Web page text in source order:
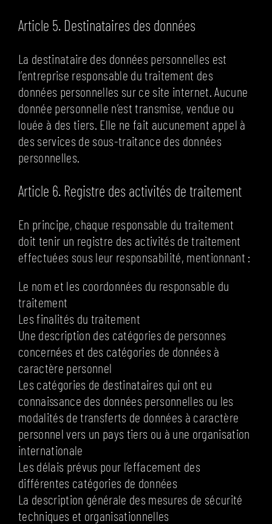
Article 5. Destinataires des données
La destinataire des données personnelles est
l’entreprise responsable du traitement des
données personnelles sur ce site internet. Aucune
donnée personnelle n’est transmise, vendue ou
louée à des tiers. Elle ne fait aucunement appel à
des services de sous-traitance des données
personnelles.
Article 6. Registre des activités de traitement
En principe, chaque responsable du traitement
doit tenir un registre des activités de traitement
effectuées sous leur responsabilité, mentionnant :
Le nom et les coordonnées du responsable du
traitement
Les finalités du traitement
Une description des catégories de personnes
concernées et des catégories de données à
caractère personnel
Les catégories de destinataires qui ont eu
connaissance des données personnelles ou les
modalités de transferts de données à caractère
personnel vers un pays tiers ou à une organisation
internationale
Les délais prévus pour l’effacement des
différentes catégories de données
La description générale des mesures de sécurité
techniques et organisationnelles